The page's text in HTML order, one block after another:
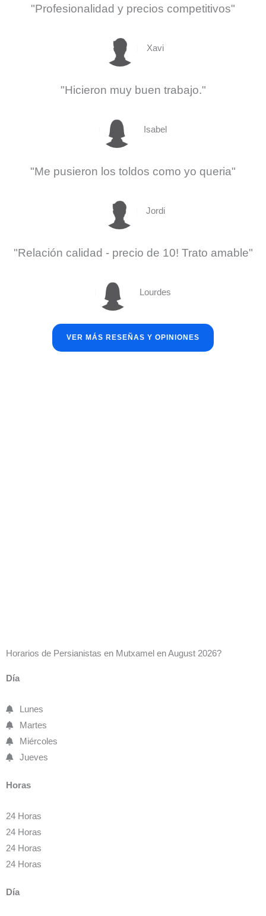
"Profesionalidad y precios competitivos"
Xavi
"Hicieron muy buen trabajo."
Isabel
"Me pusieron los toldos como yo queria"
Jordi
"Relación calidad - precio de 10! Trato amable"
Lourdes
VER MÁS RESEÑAS Y OPINIONES
Horarios de Persianistas en Mutxamel en August 2026?
Día
Lunes
Martes
Miércoles
Jueves
Horas
24 Horas
24 Horas
24 Horas
24 Horas
Día